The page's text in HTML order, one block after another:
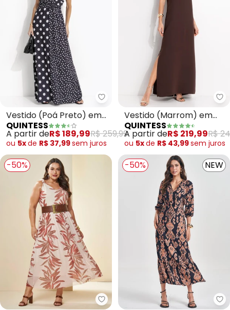
Quintess - Vestido (Poá Preto)
Vestido (Poá Preto) em
Viscose Plana
QUINTESS
A partir deR$ 189,99R$ 259,99
ou 5xde R$ 37,99sem juros
Vestido (Marrom) em
Crepe Plano Acetinado
QUINTESS
A partir deR$ 219,99R$
ou 5xde R$ 43,99sem juros
-50%
Doce Trama - Vestido Longo
-50% NEW